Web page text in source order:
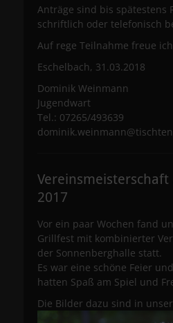
Anträge sind bis spätestens
schriftlich oder telefonisch
Auf rege Teilnahme freue
Eschelbach, 31.03.2018
Dominik Weinmann
Jugendwart
Tel.: 07265/493639
2017
Vor ein paar Wochen fand
Grillfest mit kombinierter
der Sonnenberghalle statt.
Es war eine schöne Feier
hatten Spaß am Spiel und
Die Bilder dazu sind in